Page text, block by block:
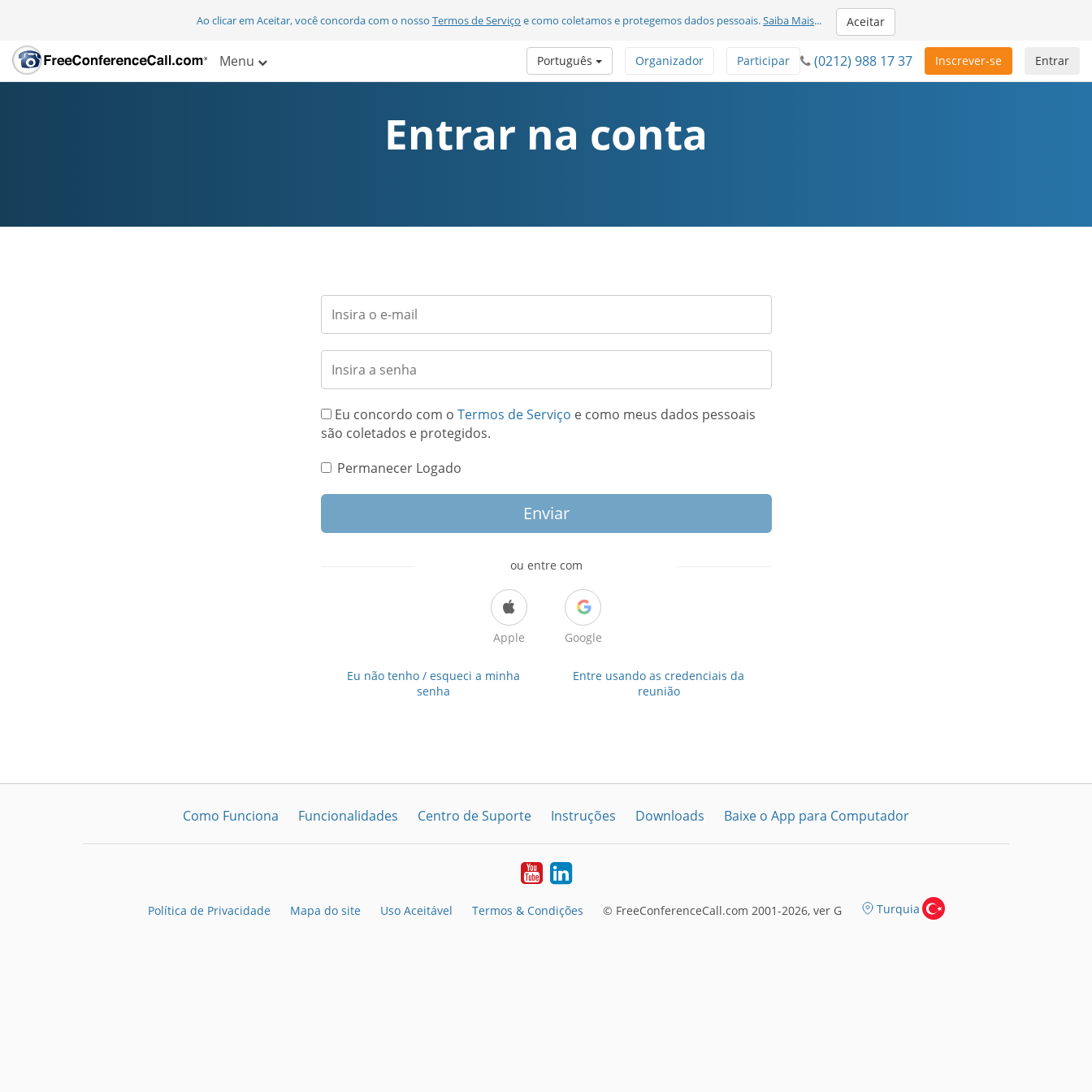
Ao clicar em Aceitar, você concorda com o nosso Termos de Serviço e como coletamos e protegemos dados pessoais.Saiba Mais... Aceitar
Menu Entrar
Inscrever-se
(0212) 988 17 37
Participar
Organizador
Português
Entrar na conta
Eu concordo com o Termos de Serviço e como meus dados pessoais
são coletados e protegidos.
Permanecer Logado
Enviar
ou entre com
Apple Google
Eu não tenho / esqueci a minha
senha
Entre usando as credenciais da
reunião
Como Funciona Funcionalidades Centro de Suporte Instruções Downloads Baixe o App para Computador
YoutubeLinkedIn
Política de Privacidade Mapa do site Uso Aceitável Termos & Condições © FreeConferenceCall.com 2001-2026, ver G Turquia